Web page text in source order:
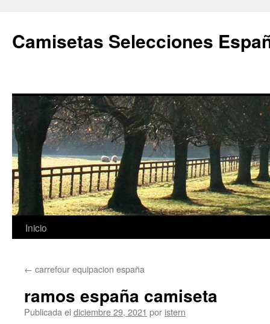
Camisetas Selecciones
Saltar
contenido
Inicio
← carrefour equipacion españa
ramos españa camiseta
Publicada el diciembre 29, 2021 por istern